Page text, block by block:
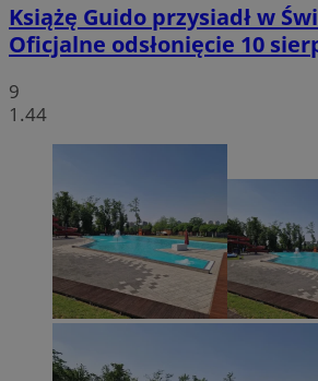
Książę Guido przysiadł w
Oficjalne odsłonięcie 10
9
1.44